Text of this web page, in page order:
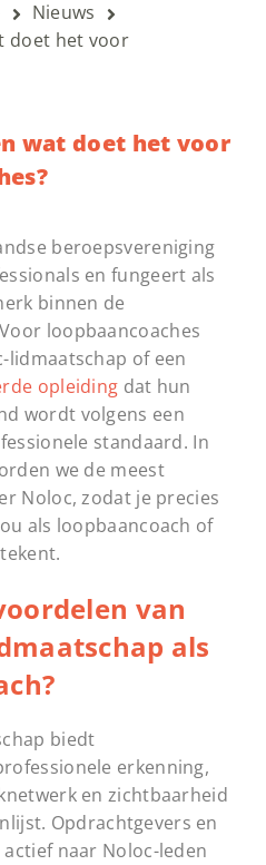
Nieuws
doet het voor
wat doet het voor
beroepsvereniging
en fungeert als
binnen de
loopbaancoaches
lidmaatschap of een
opleiding dat hun
wordt volgens een
standaard. In
we de meest
Noloc, zodat je precies
als loopbaancoach of
van
als
biedt
erkenning,
en zichtbaarheid
Opdrachtgevers en
naar Noloc-leden